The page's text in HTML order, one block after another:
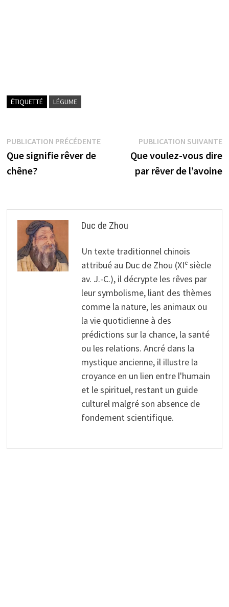
ÉTIQUETTÉ LÉGUME
Navigation
de
PUBLICATION PRÉCÉDENTEPublication
précédente :
Que signifie rêver de
chêne?
PUBLICATION SUIVANTE
Que voulez-vous dire
par rêver de l’avoine
Duc de Zhou
Un texte traditionnel chinois
attribué au Duc de Zhou (XIᵉ siècle
av. J.-C.), il décrypte les rêves par
leur symbolisme, liant des thèmes
comme la nature, les animaux ou
la vie quotidienne à des
prédictions sur la chance, la santé
ou les relations. Ancré dans la
mystique ancienne, il illustre la
croyance en un lien entre l'humain
et le spirituel, restant un guide
culturel malgré son absence de
fondement scientifique.